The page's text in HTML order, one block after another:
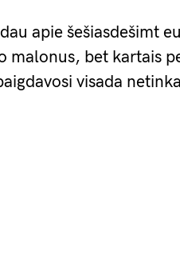
apie šešiasdešimt
malonus, bet kartais
visada